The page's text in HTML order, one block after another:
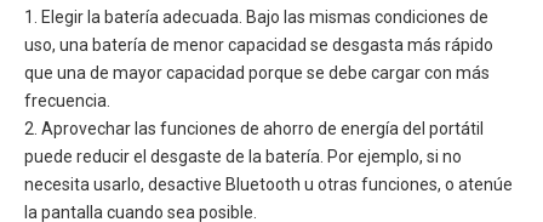
1. Elegir la batería adecuada. Bajo las mismas condiciones de
uso, una batería de menor capacidad se desgasta más rápido
que una de mayor capacidad porque se debe cargar con más
frecuencia.
2. Aprovechar las funciones de ahorro de energía del portátil
puede reducir el desgaste de la batería. Por ejemplo, si no
necesita usarlo, desactive Bluetooth u otras funciones, o atenúe
la pantalla cuando sea posible.